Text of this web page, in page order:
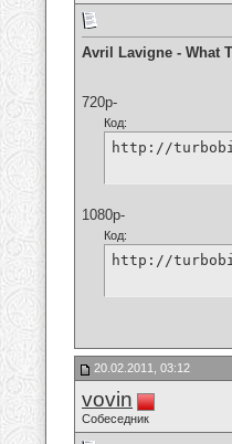
Avril Lavigne - What
720p-
Код:
http://
1080p-
Код:
http://
20.02.2011, 03:12
vovin
Собеседник